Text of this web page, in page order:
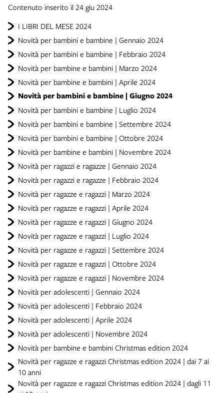
I LIBRI DEL MESE 2024
Novità per bambini e bambine | Gennaio 2024
Novità per bambini e bambine | Febbraio 2024
Novità per bambine e bambini | Marzo 2024
Novità per bambine e bambini | Aprile 2024
Novità per bambini e bambine | Giugno 2024
Novità per bambini e bambine | Luglio 2024
Novità per bambini e bambine | Settembre 2024
Novità per bambini e bambine | Ottobre 2024
Novità per bambine e bambini | Novembre 2024
Novità per ragazzi e ragazze | Gennaio 2024
Novità per ragazzi e ragazze | Febbraio 2024
Novità per ragazze e ragazzi | Marzo 2024
Novità per ragazze e ragazzi | Aprile 2024
Novità per ragazze e ragazzi | Giugno 2024
Novità per ragazze e ragazzi | Luglio 2024
Novità per ragazze e ragazzi | Settembre 2024
Novità per ragazze e ragazzi | Ottobre 2024
Novità per ragazze e ragazzi | Novembre 2024
Novità per adolescenti | Gennaio 2024
Novità per adolescenti | Febbraio 2024
Novità per adolescenti | Aprile 2024
Novità per adolescenti | Novembre 2024
Novità per bambine e bambini Christmas edition 2024
Novità per ragazze e ragazzi Christmas edition 2024 | dai 7 ai
10 anni
Novità per ragazze e ragazzi Christmas edition 2024 | dagli 11
Contenuto inserito il 24 giu 2024